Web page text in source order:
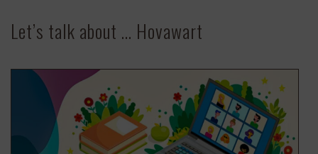
Let’s talk about … Hovawart